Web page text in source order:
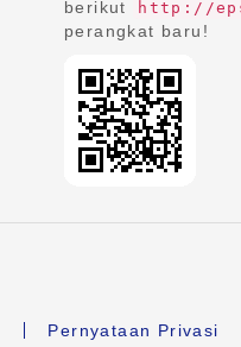
berikut
http://
perangkat baru!
Pernyataan Privasi